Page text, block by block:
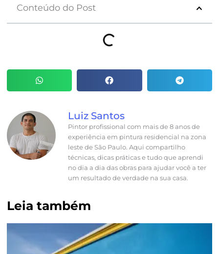
Conteúdo do Post
Luiz Santos
Pintor profissional com mais de 8 anos de
experiência em pintura residencial na zona
leste de São Paulo. Aqui compartilho
técnicas, dicas práticas e tudo que aprendi
no dia a dia das obras para ajudar você a ter
um resultado de verdade na sua casa.
Leia também